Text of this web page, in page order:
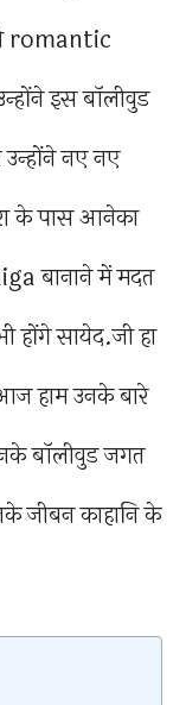
romantic
इस बॉलीवुड
नए नए
के पास आनेका
बानाने में मदत
सायेद.जी हा
हाम उनके बारे
बॉलीवुड जगत
जीबन काहानि के